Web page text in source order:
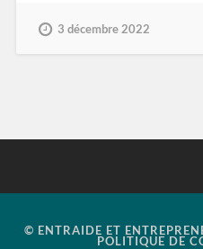
3 décembre 2022
© ENTRAIDE ET
POLITIQUE DE